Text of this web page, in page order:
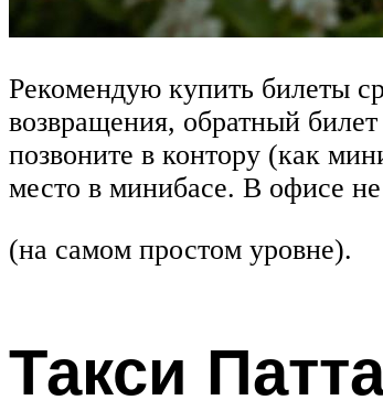
Рекомендую купить билеты
возвращения, обратный
позвоните в контору (как
место в минибасе. В офисе не
(на самом простом уровне).
Такси